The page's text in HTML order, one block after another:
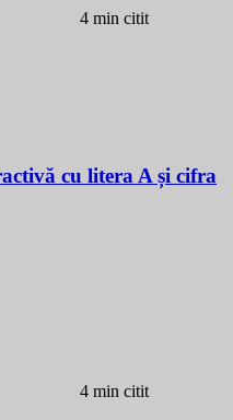
4 min citit
cu litera A și cifra
4 min citit